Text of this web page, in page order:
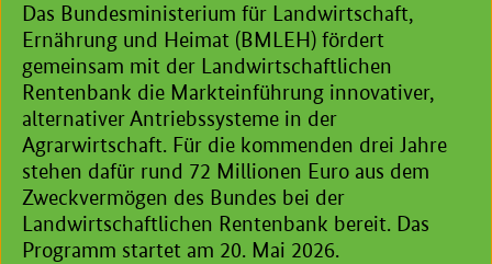
Das Bundesministerium für Landwirtschaft,
Ernährung und Heimat (BMLEH) fördert
gemeinsam mit der Landwirtschaftlichen
Rentenbank die Markteinführung innovativer,
alternativer Antriebssysteme in der
Agrarwirtschaft. Für die kommenden drei Jahre
stehen dafür rund 72 Millionen Euro aus dem
Zweckvermögen des Bundes bei der
Landwirtschaftlichen Rentenbank bereit. Das
Programm startet am 20. Mai 2026.